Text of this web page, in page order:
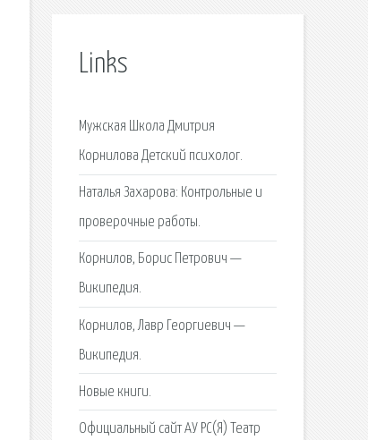
Links
Мужская Школа Дмитрия
Корнилова Детский психолог.
Наталья Захарова: Контрольные и
проверочные работы.
Корнилов, Борис Петрович —
Википедия.
Корнилов, Лавр Георгиевич —
Википедия.
Новые книги.
Официальный сайт АУ РС(Я) Театр